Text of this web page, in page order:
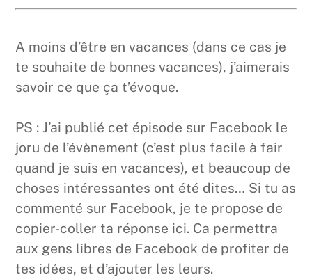
A moins d’être en vacances (dans ce cas je
te souhaite de bonnes vacances), j’aimerais
savoir ce que ça t’évoque.
PS : J’ai publié cet épisode sur Facebook le
joru de l’évènement (c’est plus facile à fair
quand je suis en vacances), et beaucoup de
choses intéressantes ont été dites… Si tu as
commenté sur Facebook, je te propose de
copier-coller ta réponse ici. Ca permettra
aux gens libres de Facebook de profiter de
tes idées, et d’ajouter les leurs.